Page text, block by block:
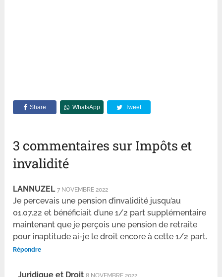
Share WhatsApp Tweet
3 commentaires sur Impôts et
invalidité
LANNUZEL 7 NOVEMBRE 2022
Je percevais une pension d’invalidité jusqu’au
01.07.22 et bénéficiait d’une 1/2 part supplémentaire
maintenant que je perçois une pension de retraite
pour inaptitude ai-je le droit encore à cette 1/2 part.
Répondre
Juridique et Droit